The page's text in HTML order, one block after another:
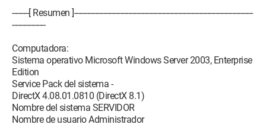
--------[ Resumen ]--------------------------------------------------------------------------------------
----------------
Computadora:
Sistema operativo Microsoft Windows Server 2003, Enterprise
Edition
Service Pack del sistema -
DirectX 4.08.01.0810 (DirectX 8.1)
Nombre del sistema SERVIDOR
Nombre de usuario Administrador